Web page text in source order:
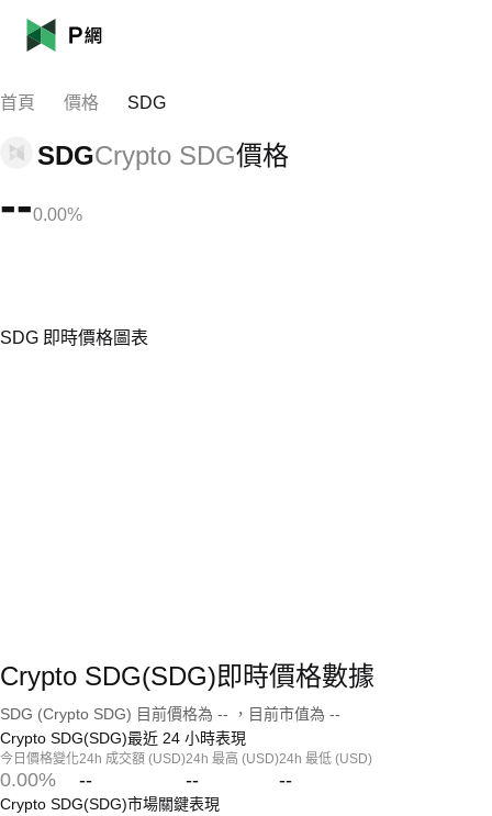
首頁 價格 SDG
SDGCrypto SDG價格
--0.00%
SDG 即時價格圖表
Crypto SDG(SDG)即時價格數據
SDG (Crypto SDG) 目前價格為 -- ，目前市值為 --
Crypto SDG(SDG)最近 24 小時表現
今日價格變化
0.00%
24h 成交額 (USD)
--
24h 最高 (USD)
--
24h 最低 (USD)
--
Crypto SDG(SDG)市場關鍵表現